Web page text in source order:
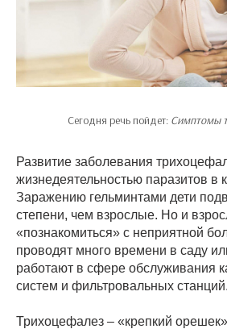
Сегодня речь пойдет: Симптомы
Развитие заболевания
жизнедеятельностью паразитов в
Заражению гельминтами дети
степени, чем взрослые. Но и
«познакомиться» с неприятной
проводят много времени в саду
работают в сфере обслуживания
систем и фильтровальных станций.
Трихоцефалез – «крепкий